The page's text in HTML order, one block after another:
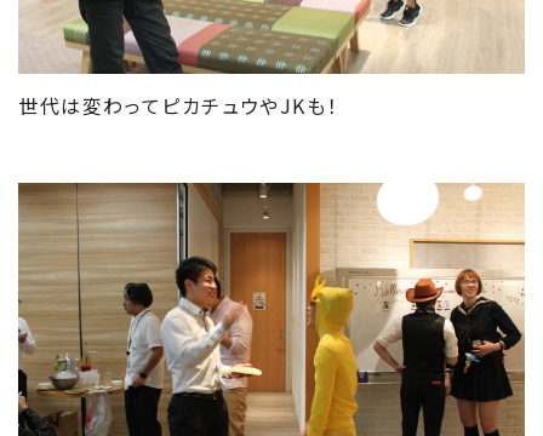
世代は変わってピカチュウやJKも！